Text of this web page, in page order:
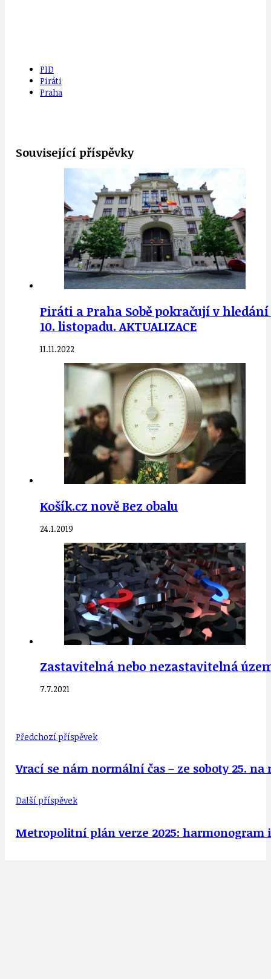
PID
Piráti
Praha
Související příspěvky
Piráti a Praha Sobě pokračují v
10. listopadu. AKTUALIZACE
11.11.2022
Košík.cz nově Bez obalu
24.1.2019
Zastavitelná nebo nezastavitelná
7.7.2021
Předchozí příspěvek
Vrací se nám normální čas – ze soboty 25.
Další příspěvek
Metropolitní plán verze 2025: